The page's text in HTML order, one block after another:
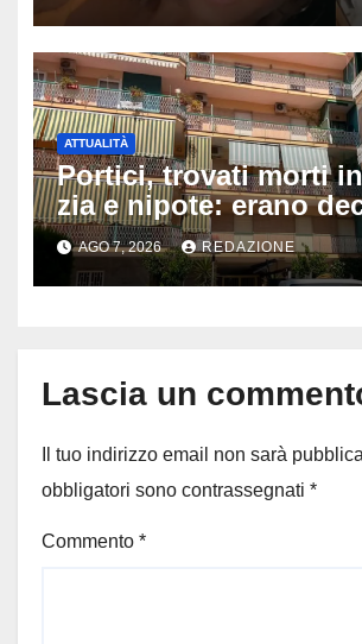
ATTUALITÀ
Portici, trovati morti
zia e nipote: erano
da giorni, il caldo tra
al vaglio
AGO 7, 2026 REDAZIONE
Lascia un
Il tuo indirizzo email non sarà
obbligatori sono contrassegnati *
Commento *